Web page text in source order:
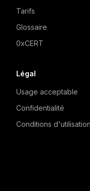
Tarifs
Glossaire
0xCERT
Légal
Usage acceptable
Confidentialité
Conditions d'utilisation